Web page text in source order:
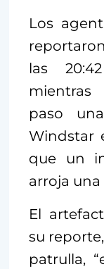
Los
las
paso
Windstar
que un
arroja
El
su
patrulla,